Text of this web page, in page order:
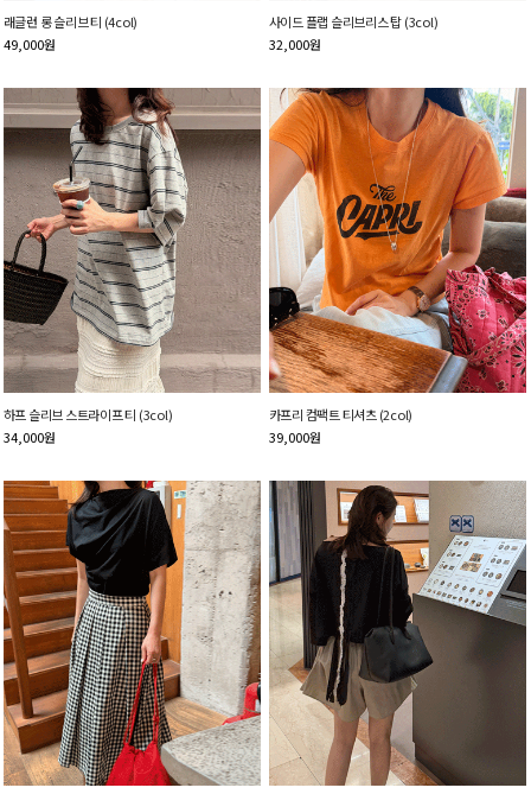
래글런 롱 슬리브 티 (4col)
49,000원
사이드 플랩 슬리브리스 탑 (3col)
32,000원
하프 슬리브 스트라이프 티 (3col)
34,000원
카프리 컴팩트 티셔츠 (2col)
39,000원